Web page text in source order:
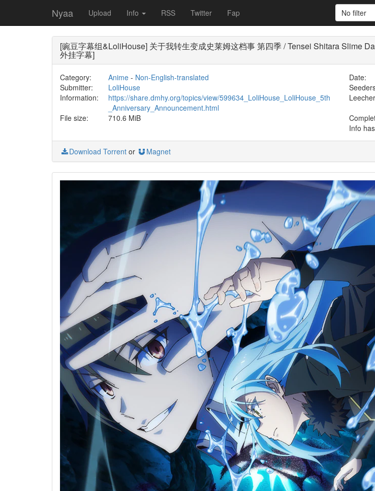
Nyaa Upload Info RSS Twitter Fap No filter
[豌豆字幕组&LoliHouse] 关于我转生变成史莱姆这档事 第四季 / Tensei Shitara Slime
外挂字幕]
Category: Anime- Non-English-translated Date:
Submitter:
LoliHouse
Information:
https://share.dmhy.org/topics/view/599634_LoliHouse_LoliHouse_5th
_Anniversary_Announcement.html
File size:
710.6 MiB
Info
Download Torrent or Magnet